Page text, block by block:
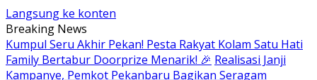
Langsung ke konten
Breaking News
Kumpul Seru Akhir Pekan! Pesta Rakyat Kolam Satu Hati
Family Bertabur Doorprize Menarik! 🎉 Realisasi Janji
Kampanye, Pemkot Pekanbaru Bagikan Seragam